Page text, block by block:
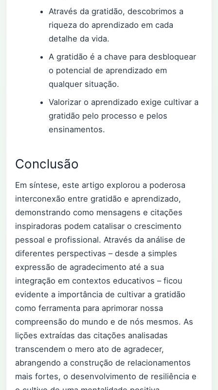
Através da gratidão, descobrimos a
riqueza do aprendizado em cada
detalhe da vida.
A gratidão é a chave para desbloquear
o potencial de aprendizado em
qualquer situação.
Valorizar o aprendizado exige cultivar a
gratidão pelo processo e pelos
ensinamentos.
Conclusão
Em síntese, este artigo explorou a poderosa
interconexão entre gratidão e aprendizado,
demonstrando como mensagens e citações
inspiradoras podem catalisar o crescimento
pessoal e profissional. Através da análise de
diferentes perspectivas – desde a simples
expressão de agradecimento até a sua
integração em contextos educativos – ficou
evidente a importância de cultivar a gratidão
como ferramenta para aprimorar nossa
compreensão do mundo e de nós mesmos. As
lições extraídas das citações analisadas
transcendem o mero ato de agradecer,
abrangendo a construção de relacionamentos
mais fortes, o desenvolvimento de resiliência e